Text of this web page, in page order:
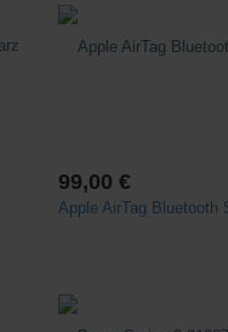
99,00 €
Apple AirTag Bluetooth